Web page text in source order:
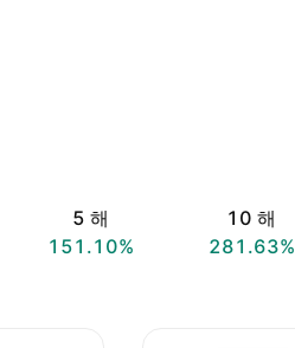
5 해
151.10%
10 해
281.63%